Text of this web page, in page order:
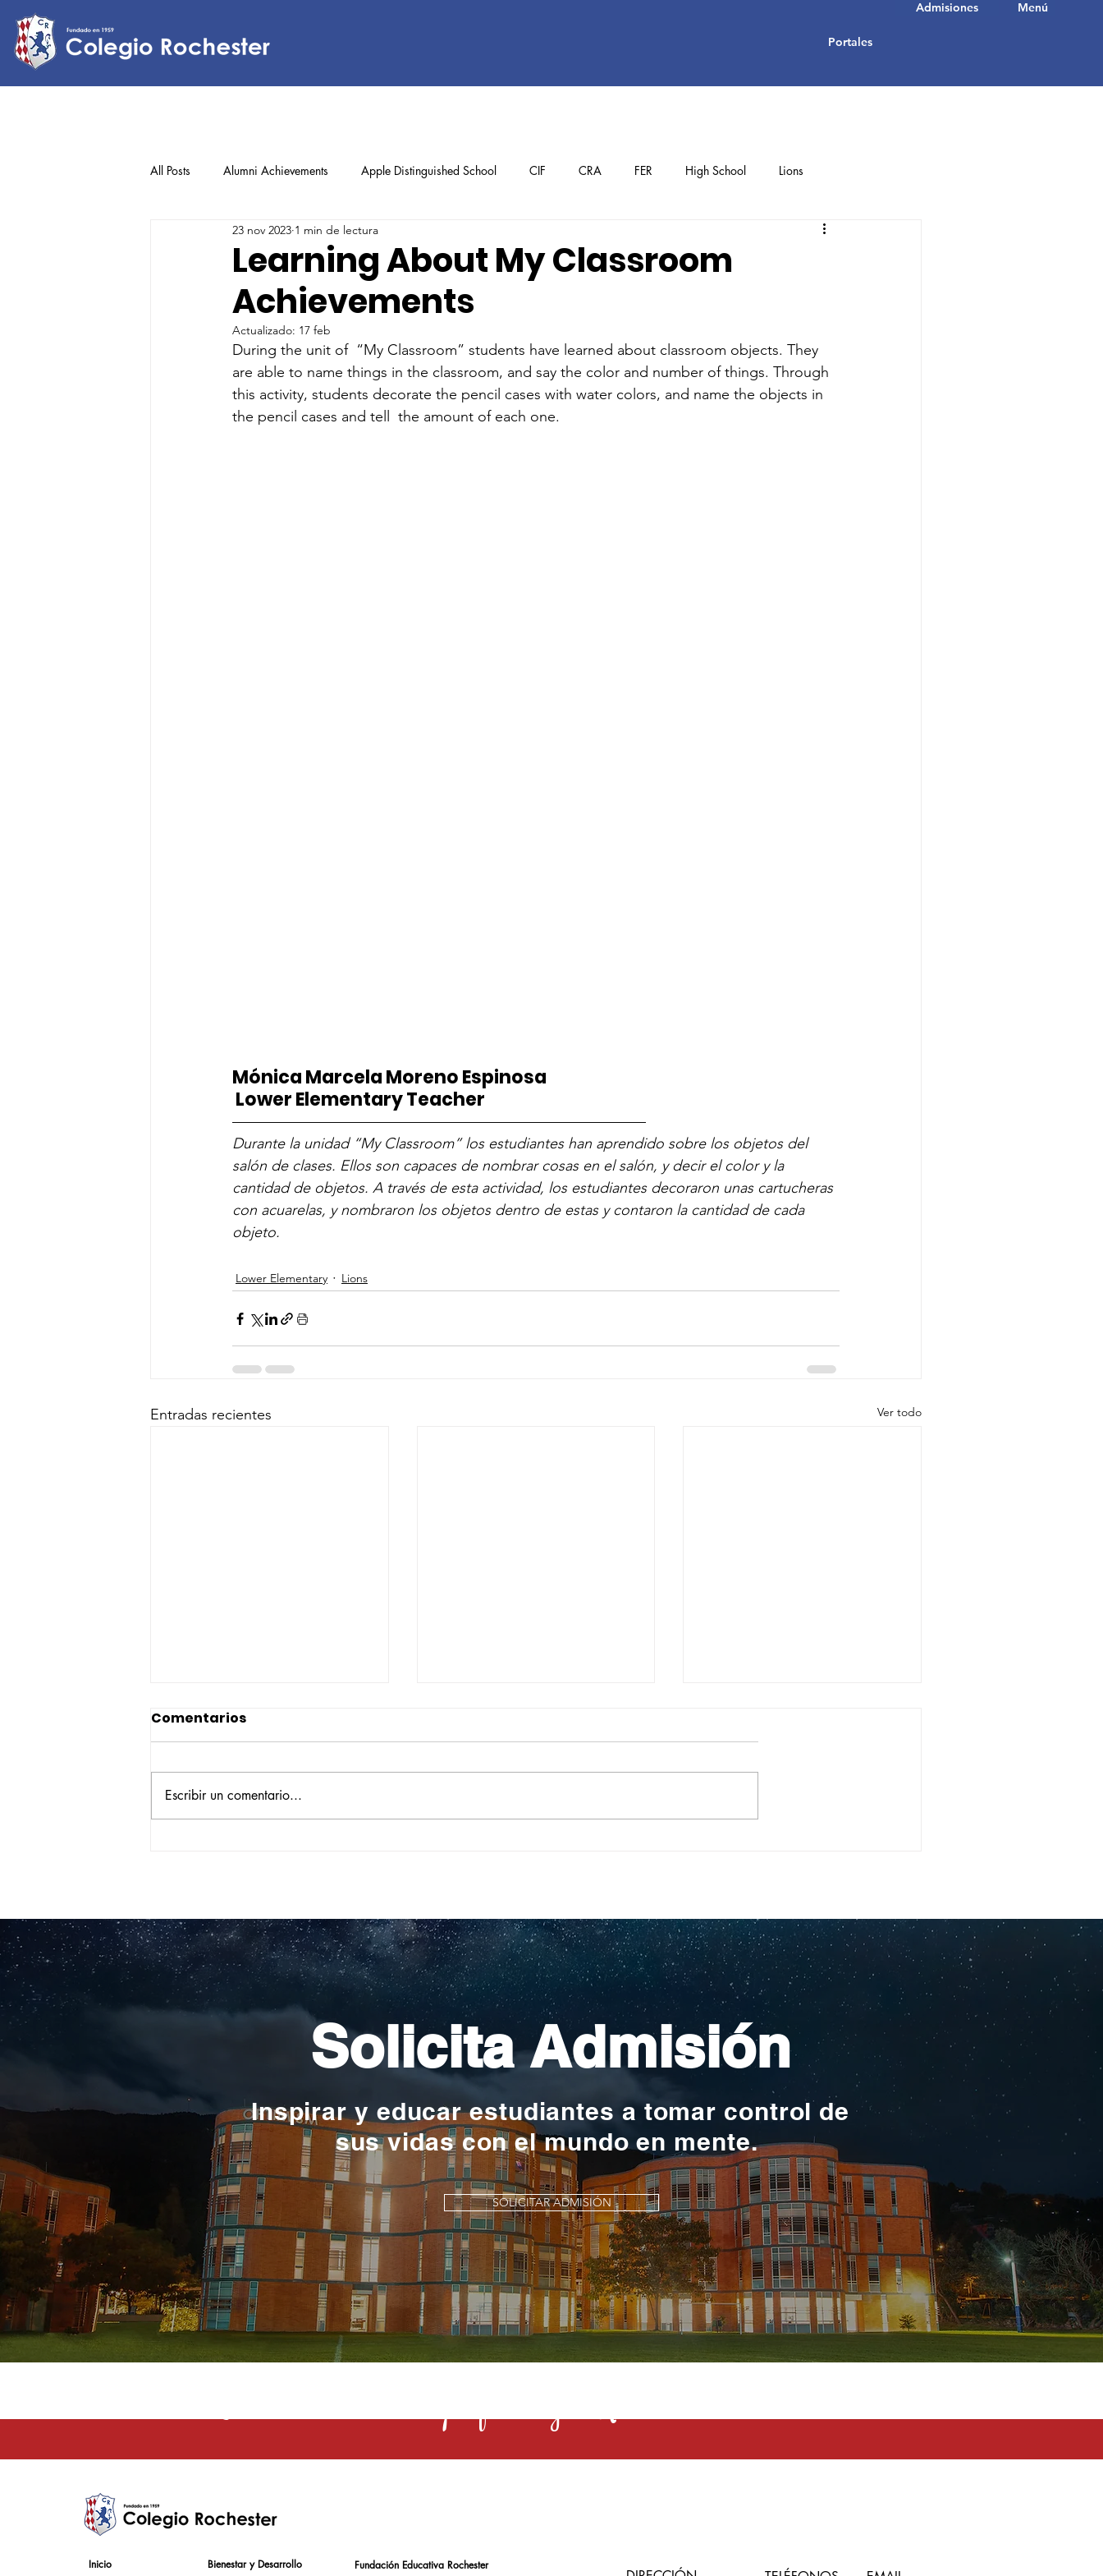
Portales
Menú
Admisiones
All Posts Alumni Achievements Apple Distinguished School CIF CRA FER High School Lions
Lower Elementary Middle School Student Achievements
Upper Elementary
Learning About My Classroom
Achievements
23 nov 2023 1 min de lectura
Actualizado: 17 feb
During the unit of  “My Classroom” students have learned about classroom objects. They
are able to name things in the classroom, and say the color and number of things. Through
this activity, students decorate the pencil cases with water colors, and name the objects in
the pencil cases and tell  the amount of each one.
Mónica Marcela Moreno Espinosa
Lower Elementary Teacher
————————————————————————————
Durante la unidad “My Classroom” los estudiantes han aprendido sobre los objetos del
salón de clases. Ellos son capaces de nombrar cosas en el salón, y decir el color y la
cantidad de objetos. A través de esta actividad, los estudiantes decoraron unas cartucheras
con acuarelas, y nombraron los objetos dentro de estas y contaron la cantidad de cada
objeto.
Lower Elementary Lions
Entradas recientes Ver todo
Comentarios
Escribir un comentario...
Solicita Admisión
Inspirar y educar estudiantes a tomar control de
sus vidas con el mundo en mente.
SOLICITAR ADMISIÓN
La educación es una profesión y el Rochester la toma en serio
Inicio Bienestar y Desarrollo Fundación Educativa Rochester